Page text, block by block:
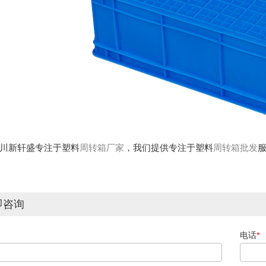
新轩盛专注于塑料周转箱厂家 ，我们提供专注于塑料周转箱批发
咨询
电话*